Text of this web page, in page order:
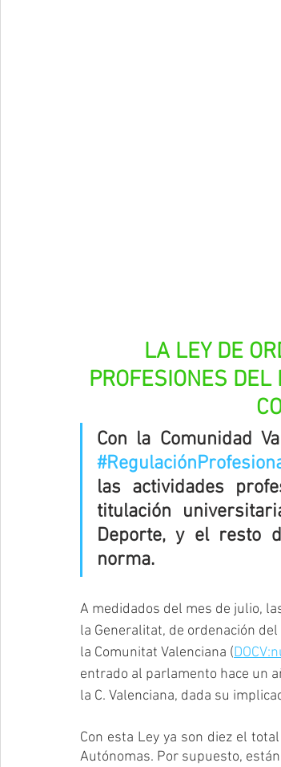
LA LEY DE
PROFESIONES
las actividades
titulación
Deporte, y el resto
norma.
A medidados del mes de julio,
la Generalitat, de ordenación
la Comunitat Valenciana (
entrado al parlamento hace un
la C. Valenciana, dada su
Con esta Ley ya son diez el
Autónomas. Por supuesto,